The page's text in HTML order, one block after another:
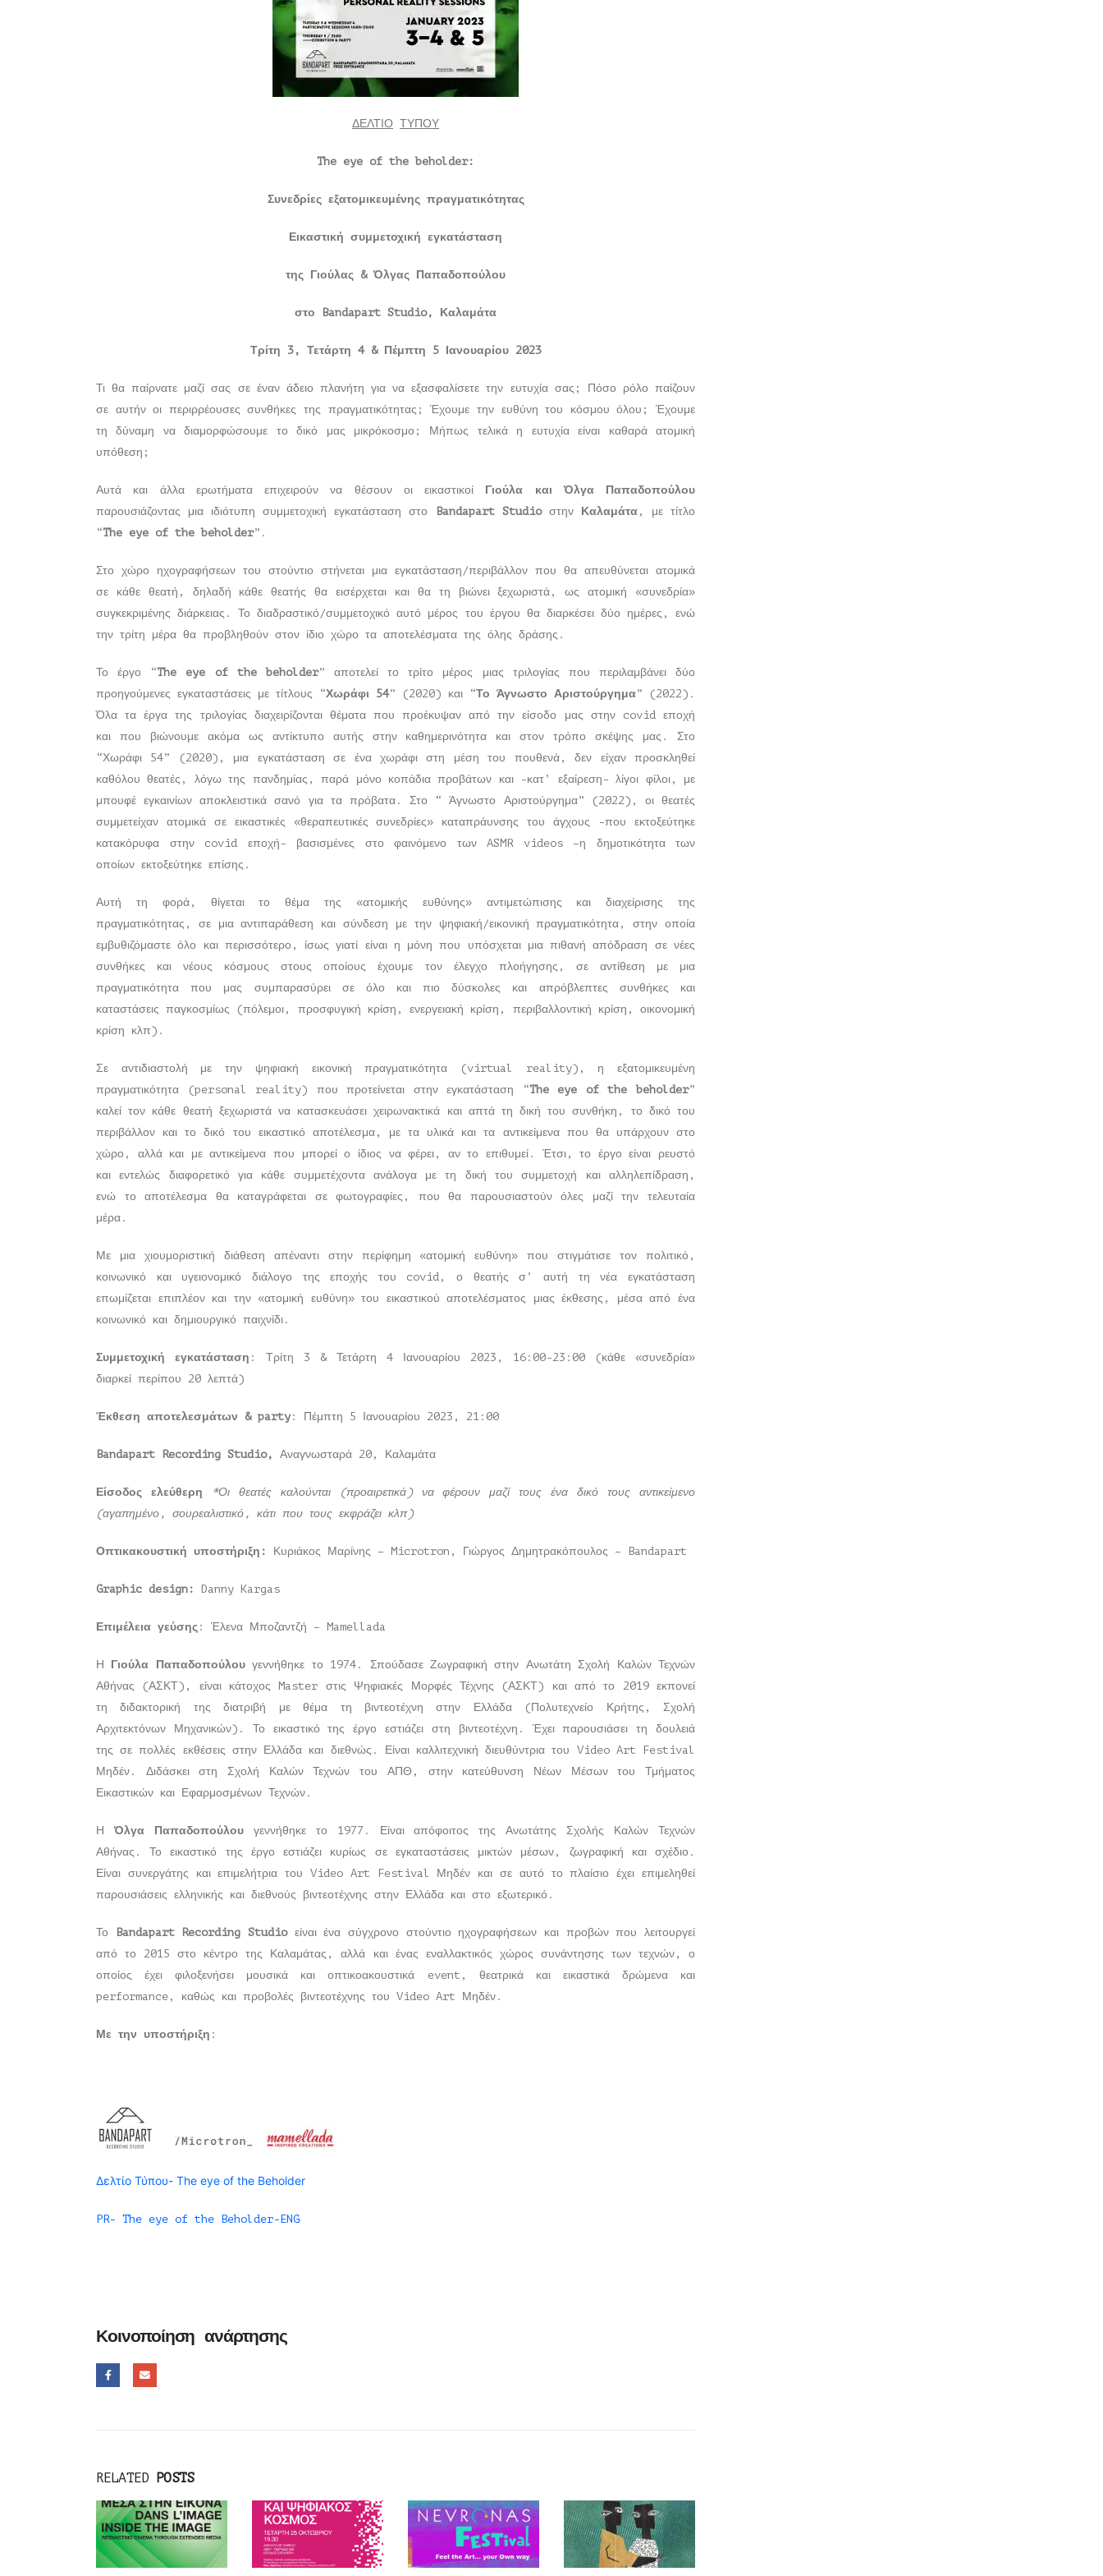
ΔΕΛΤΙΟ ΤΥΠΟΥ
The eye of the beholder:
Συνεδρίες εξατομικευμένης πραγματικότητας
Εικαστική συμμετοχική εγκατάσταση
της Γιούλας & Όλγας Παπαδοπούλου
στο Bandapart Studio, Καλαμάτα
Τρίτη 3, Τετάρτη 4 & Πέμπτη 5 Ιανουαρίου 2023
Τι θα παίρνατε μαζί σας σε έναν άδειο πλανήτη για να εξασφαλίσετε την ευτυχία σας; Πόσο ρόλο παίζουν
σε αυτήν οι περιρρέουσες συνθήκες της πραγματικότητας; Έχουμε την ευθύνη του κόσμου όλου; Έχουμε
τη δύναμη να διαμορφώσουμε το δικό μας μικρόκοσμο; Μήπως τελικά η ευτυχία είναι καθαρά ατομική
υπόθεση;
Αυτά και άλλα ερωτήματα επιχειρούν να θέσουν οι εικαστικοί
Γιούλα και Όλγα Παπαδοπούλου
παρουσιάζοντας μια ιδιότυπη συμμετοχική εγκατάσταση στο
Bandapart Studioστην Καλαμάτα, με τίτλο
“The eye of the beholder”.
Στο χώρο ηχογραφήσεων του στούντιο στήνεται μια εγκατάσταση/περιβάλλον που θα απευθύνεται ατομικά
σε κάθε θεατή, δηλαδή κάθε θεατής θα εισέρχεται και θα τη βιώνει ξεχωριστά, ως ατομική «συνεδρία»
συγκεκριμένης διάρκειας. Το διαδραστικό/συμμετοχικό αυτό μέρος του έργου θα διαρκέσει δύο ημέρες, ενώ
την τρίτη μέρα θα προβληθούν στον ίδιο χώρο τα αποτελέσματα της όλης δράσης.
Το έργο “The eye of the beholder” αποτελεί το τρίτο μέρος μιας τριλογίας που περιλαμβάνει δύο
προηγούμενες εγκαταστάσεις με τίτλους “Χωράφι 54” (2020) και “Το Άγνωστο Αριστούργημα” (2022).
Όλα τα έργα της τριλογίας διαχειρίζονται θέματα που προέκυψαν από την είσοδο μας στην covid εποχή
και που βιώνουμε ακόμα ως αντίκτυπο αυτής στην καθημερινότητα και στον τρόπο σκέψης μας. Στο
“Χωράφι 54” (2020), μια εγκατάσταση σε ένα χωράφι στη μέση του πουθενά, δεν είχαν προσκληθεί
καθόλου θεατές, λόγω της πανδημίας, παρά μόνο κοπάδια προβάτων και -κατ’ εξαίρεση- λίγοι φίλοι, με
μπουφέ εγκαινίων αποκλειστικά σανό για τα πρόβατα. Στο “ Άγνωστο Αριστούργημα” (2022), οι θεατές
συμμετείχαν ατομικά σε εικαστικές «θεραπευτικές συνεδρίες» καταπράυνσης του άγχους -που εκτοξεύτηκε
κατακόρυφα στην covid εποχή- βασισμένες στο φαινόμενο των ASMR videos –η δημοτικότητα των
οποίων εκτοξεύτηκε επίσης.
Αυτή τη φορά, θίγεται το θέμα της «ατομικής ευθύνης» αντιμετώπισης και διαχείρισης της
πραγματικότητας, σε μια αντιπαράθεση και σύνδεση με την ψηφιακή/εικονική πραγματικότητα, στην οποία
εμβυθιζόμαστε όλο και περισσότερο, ίσως γιατί είναι η μόνη που υπόσχεται μια πιθανή απόδραση σε νέες
συνθήκες και νέους κόσμους στους οποίους έχουμε τον έλεγχο πλοήγησης, σε αντίθεση με μια
πραγματικότητα που μας συμπαρασύρει σε όλο και πιο δύσκολες και απρόβλεπτες συνθήκες και
καταστάσεις παγκοσμίως (πόλεμοι, προσφυγική κρίση, ενεργειακή κρίση, περιβαλλοντική κρίση, οικονομική
κρίση κλπ).
Σε αντιδιαστολή με την ψηφιακή εικονική πραγματικότητα (virtual reality), η εξατομικευμένη
πραγματικότητα (personal reality) που προτείνεται στην εγκατάσταση “The eye of the beholder”
καλεί τον κάθε θεατή ξεχωριστά να κατασκευάσει χειρωνακτικά και απτά τη δική του συνθήκη, το δικό του
περιβάλλον και το δικό του εικαστικό αποτέλεσμα, με τα υλικά και τα αντικείμενα που θα υπάρχουν στο
χώρο, αλλά και με αντικείμενα που μπορεί ο ίδιος να φέρει, αν το επιθυμεί. Έτσι, το έργο είναι ρευστό
και εντελώς διαφορετικό για κάθε συμμετέχοντα ανάλογα με τη δική του συμμετοχή και αλληλεπίδραση,
ενώ το αποτέλεσμα θα καταγράφεται σε φωτογραφίες, που θα παρουσιαστούν όλες μαζί την τελευταία
μέρα.
Με μια χιουμοριστική διάθεση απέναντι στην περίφημη «ατομική ευθύνη» που στιγμάτισε τον πολιτικό,
κοινωνικό και υγειονομικό διάλογο της εποχής του covid, ο θεατής σ’ αυτή τη νέα εγκατάσταση
επωμίζεται επιπλέον και την «ατομική ευθύνη» του εικαστικού αποτελέσματος μιας έκθεσης, μέσα από ένα
κοινωνικό και δημιουργικό παιχνίδι.
Συμμετοχική εγκατάσταση : Τρίτη 3 & Τετάρτη 4 Ιανουαρίου 2023, 16:00-23:00 (κάθε «συνεδρία»
διαρκεί περίπου 20 λεπτά)
Έκθεση αποτελεσμάτων & party: Πέμπτη 5 Ιανουαρίου 2023, 21:00
Bandapart Recording Studio, Αναγνωσταρά 20, Καλαμάτα
Είσοδος ελεύθερη
*Οι θεατές καλούνται (προαιρετικά) να φέρουν μαζί τους ένα δικό τους αντικείμενο
(αγαπημένο, σουρεαλιστικό, κάτι που τους εκφράζει κλπ)
Οπτικακουστική υποστήριξη: Κυριάκος Μαρίνης – Microtron, Γιώργος Δημητρακόπουλος – Bandapart
Graphic design : Danny Kargas
Επιμέλεια γεύσης : Έλενα Μποζαντζή – Mamellada
Η Γιούλα Παπαδοπούλουγεννήθηκε το 1974. Σπούδασε Ζωγραφική στην Ανωτάτη Σχολή Καλών Τεχνών
Αθήνας (ΑΣΚΤ), είναι κάτοχος Master στις Ψηφιακές Μορφές Τέχνης (ΑΣΚΤ) και από το 2019 εκπονεί
τη διδακτορική της διατριβή με θέμα τη βιντεοτέχνη στην Ελλάδα (Πολυτεχνείο Κρήτης, Σχολή
Αρχιτεκτόνων Μηχανικών). Το εικαστικό της έργο εστιάζει στη βιντεοτέχνη. Έχει παρουσιάσει τη δουλειά
της σε πολλές εκθέσεις στην Ελλάδα και διεθνώς. Είναι καλλιτεχνική διευθύντρια του Video Art Festival
Μηδέν. Διδάσκει στη Σχολή Καλών Τεχνών του ΑΠΘ, στην κατεύθυνση Νέων Μέσων του Τμήματος
Εικαστικών και Εφαρμοσμένων Τεχνών.
Η Όλγα Παπαδοπούλου γεννήθηκε το 1977. Είναι απόφοιτος της Ανωτάτης Σχολής Καλών Τεχνών
Αθήνας. Το εικαστικό της έργο εστιάζει κυρίως σε εγκαταστάσεις μικτών μέσων, ζωγραφική και σχέδιο.
Είναι συνεργάτης και επιμελήτρια του Video Art Festival Μηδέν και σε αυτό το πλαίσιο έχει επιμεληθεί
παρουσιάσεις ελληνικής και διεθνούς βιντεοτέχνης στην Ελλάδα και στο εξωτερικό.
Το Bandapart Recording Studioείναι ένα σύγχρονο στούντιο ηχογραφήσεων και προβών που λειτουργεί
από το 2015 στο κέντρο της Καλαμάτας, αλλά και ένας εναλλακτικός χώρος συνάντησης των τεχνών, ο
οποίος έχει φιλοξενήσει μουσικά και οπτικοακουστικά event, θεατρικά και εικαστικά δρώμενα και
performance, καθώς και προβολές βιντεοτέχνης του Video Art Μηδέν.
Με την υποστήριξη :
Δελτίο Τύπου- The eye of the Beholder
PR- The eye of the Beholder-ENG
Κοινοποίηση ανάρτησης
RELATED POSTS